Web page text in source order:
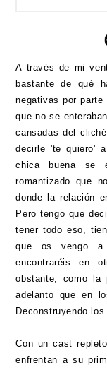
A través de mi
bastante de qué
negativas por
que no se
cansadas del
decirle 'te quiero'
chica buena se
romantizado que
donde la relación
Pero tengo que
tener todo eso,
que os vengo a
encontraréis en
obstante, como la
adelanto que en
Deconstruyendo
Con un cast
enfrentan a su